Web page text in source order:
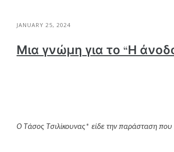
JANUARY 25, 2024
Μια γνώμη για το “Η
Ο Τάσος Τσιλίκουνας* είδε την παράσταση